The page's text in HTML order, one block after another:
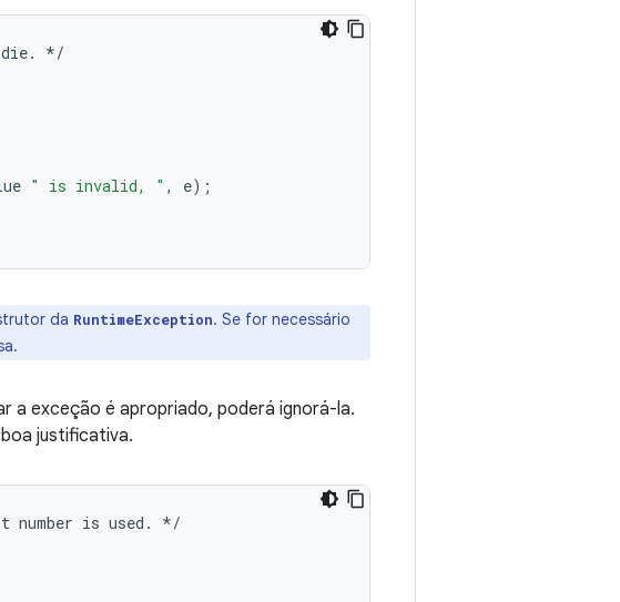
die. */
" is invalid, " , e);
da RuntimeException. Se for necessário
a exceção é apropriado, poderá ignorá-la.
justificativa.
number is used . */